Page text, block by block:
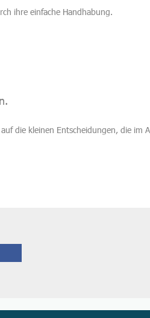
ihre einfache Handhabung.
die kleinen Entscheidungen, die im